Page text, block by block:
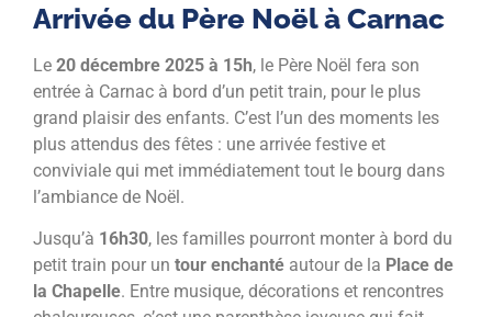
Arrivée du Père Noël à Carnac
Le 20 décembre 2025 à 15h, le Père Noël fera son
entrée à Carnac à bord d’un petit train, pour le plus
grand plaisir des enfants. C’est l’un des moments les
plus attendus des fêtes : une arrivée festive et
conviviale qui met immédiatement tout le bourg dans
l’ambiance de Noël.
Jusqu’à 16h30, les familles pourront monter à bord du
petit train pour un tour enchanté autour de la Place de
la Chapelle. Entre musique, décorations et rencontres